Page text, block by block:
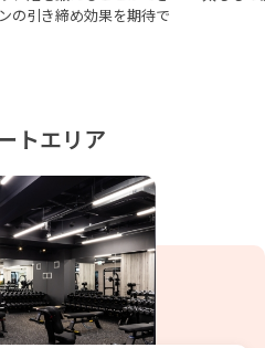
の引き締め効果を期待で
トエリア